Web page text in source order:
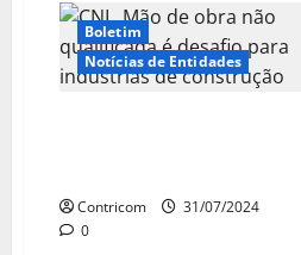
Boletim
Notícias de Entidades
Contricom
31/07/2024
0